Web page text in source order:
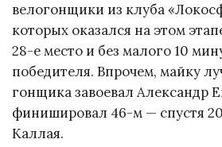
велогонщики из клуба
которых оказался на этом
28-е место и без малого 10
победителя. Впрочем, майку
гонщика завоевал Александр
финишировал 46-м — спустя
Каллая.